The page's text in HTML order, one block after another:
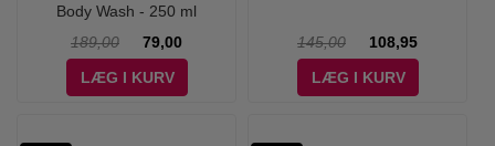
Body Wash - 250 ml
189,00
79,00
LÆG I KURV
145,00
108,95
LÆG I KURV